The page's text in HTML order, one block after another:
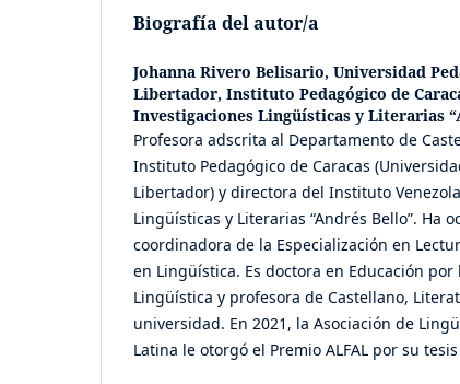
Biografía del autor/a
Johanna Rivero Belisario, Universidad
Libertador, Instituto Pedagógico de
Investigaciones Lingüísticas y Literarias
Profesora adscrita al Departamento de
Instituto Pedagógico de Caracas
Libertador) y directora del Instituto
Lingüísticas y Literarias “Andrés Bello”. Ha
coordinadora de la Especialización en
en Lingüística. Es doctora en Educación por
Lingüística y profesora de Castellano,
universidad. En 2021, la Asociación de
Latina le otorgó el Premio ALFAL por su